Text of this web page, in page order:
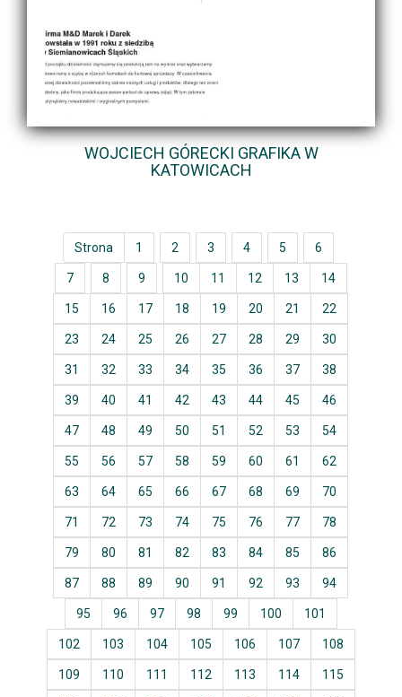
WOJCIECH GÓRECKI GRAFIKA W
KATOWICACH
Strona 1 2 3 4 5 6
7 8 9 10 11 12 13 14
15 16 17 18 19 20 21 22
23 24 25 26 27 28 29 30
31 32 33 34 35 36 37 38
39 40 41 42 43 44 45 46
47 48 49 50 51 52 53 54
55 56 57 58 59 60 61 62
63 64 65 66 67 68 69 70
71 72 73 74 75 76 77 78
79 80 81 82 83 84 85 86
87 88 89 90 91 92 93 94
95 96 97 98 99 100 101
102 103 104 105 106 107 108
109 110 111 112 113 114 115